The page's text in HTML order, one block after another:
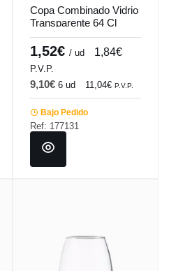
Copa Combinado Vidrio
Transparente 64 Cl
London Vicrila
1,52€ / ud 1,84€
P.V.P.
9,10€ 6 ud 11,04€ P.V.P.
Bajo Pedido
Ref: 177131